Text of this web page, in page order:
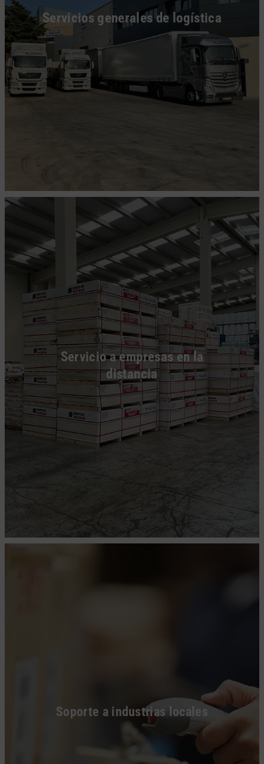
Servicios generales de logística
Servicio a empresas en la
distancia
Soporte a industrias locales